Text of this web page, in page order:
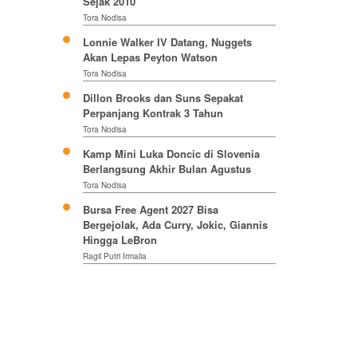
Tora Nodisa
Lonnie Walker IV Datang, Nuggets
Akan Lepas Peyton Watson
Tora Nodisa
Dillon Brooks dan Suns Sepakat
Perpanjang Kontrak 3 Tahun
Tora Nodisa
Kamp Mini Luka Doncic di Slovenia
Berlangsung Akhir Bulan Agustus
Tora Nodisa
Bursa Free Agent 2027 Bisa
Bergejolak, Ada Curry, Jokic, Giannis
Hingga LeBron
Ragil Putri Irmalia